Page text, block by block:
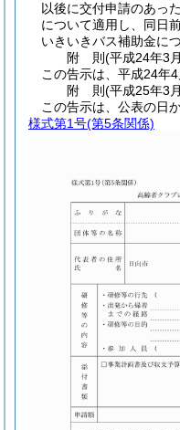
以後に交付申請のあっ
について適用し、同日
いきいきバス補助金に
附 則(平成24年3
この告示は、平成24年4
附 則(平成25年3
この告示は、公表の日
様式第1号(第5条関係)